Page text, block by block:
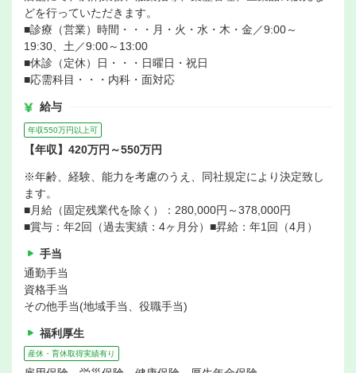
どを行っていただきます。
■診療（営業）時間・・・月・火・水・木・金／9:00～
19:30、土／9:00～13:00
■休診（定休）日・・・日曜日・祝日
■応需科目・・・内科・面対応
給与
年収550万円以上可
【年収】420万円～550万円
※年齢、経験、能力を考慮のうえ、同社規定により決定致し
ます。
■月給（固定残業代を除く）：280,000円～378,000円
■賞与：年2回（過去実績：4ヶ月分）■昇給：年1回（4月）
手当
通勤手当
資格手当
その他手当(地域手当、役職手当)
福利厚生
産休・育休取得実績有り